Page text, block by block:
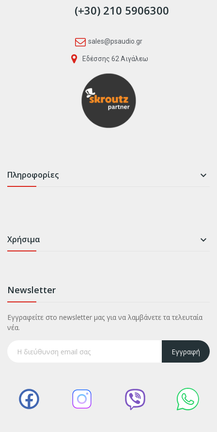
(+30) 210 5906300
sales@psaudio.gr
Εδέσσης 62 Αιγάλεω
Πληροφορίες 
Χρήσιμα 
Newsletter
Εγγραφείτε στο newsletter μας για να λαμβάνετε τα τελευταία
νέα.
Εγγραφή